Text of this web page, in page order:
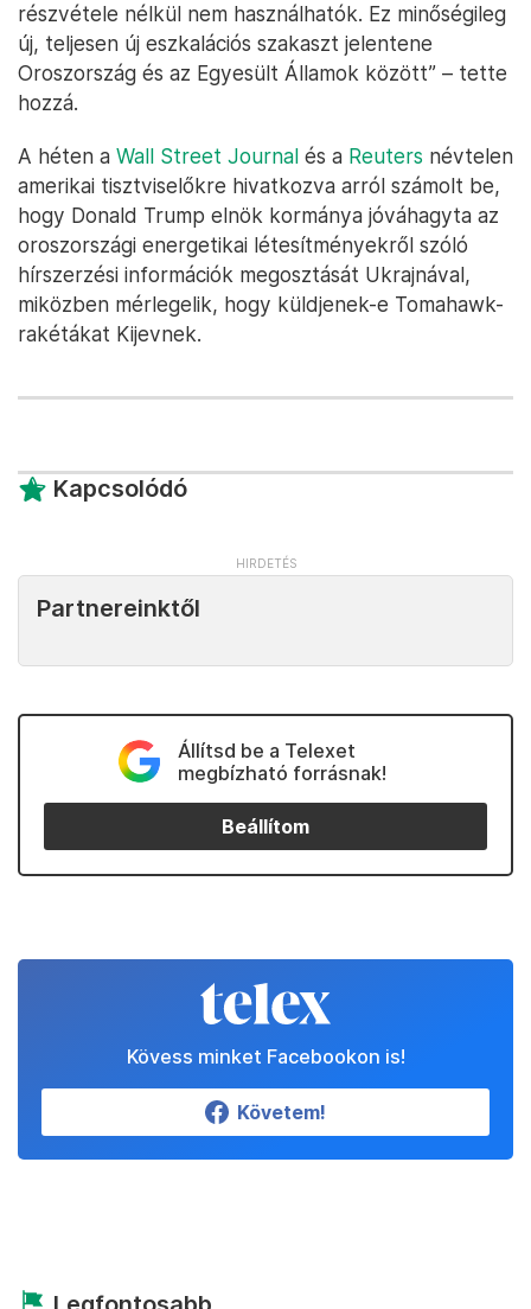
részvétele nélkül nem használhatók. Ez minőségileg
új, teljesen új eszkalációs szakaszt jelentene
Oroszország és az Egyesült Államok között” – tette
hozzá.
A héten a Wall Street Journal és a Reuters névtelen
amerikai tisztviselőkre hivatkozva arról számolt be,
hogy Donald Trump elnök kormánya jóváhagyta az
oroszországi energetikai létesítményekről szóló
hírszerzési információk megosztását Ukrajnával,
miközben mérlegelik, hogy küldjenek-e Tomahawk-
rakétákat Kijevnek.
Kapcsolódó
Partnereinktől
Állítsd be a Telexet
megbízható forrásnak!
Beállítom
Kövess minket Facebookon is!
Követem!